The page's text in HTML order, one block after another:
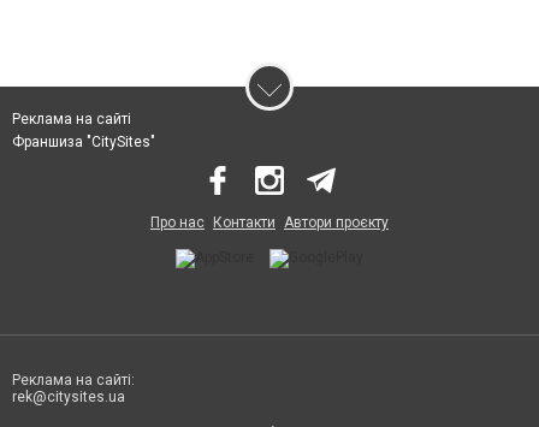
Реклама на сайті
Франшиза "CitySites"
Про нас Контакти Автори проєкту
Реклама на сайті:
rek@citysites.ua